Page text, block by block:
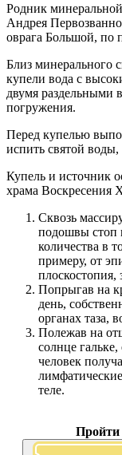
Родник
Андрея
оврага Большой, по
Близ минерального
купели вода с
двумя раздельными
погружения.
Перед купелью
испить святой воды,
Купель и источник
храма Воскресения
Сквозь
подошвы стоп
количества в
примеру, от
плоскостопия,
Попрыгав на
день,
органах таза,
Полежав на
солнце
человек
теле.
Пройти